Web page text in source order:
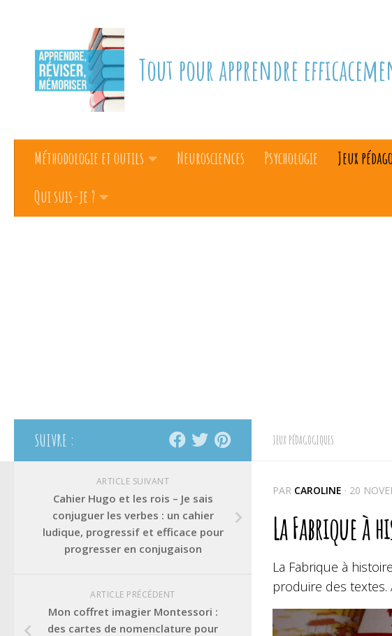
Tout pour apprendre
Méthodologie et outils Neurosciences Psychologie Jeux
Qui suis-je ?
JEUX PÉDAGOGIQUES
PAR CAROLINE · 20
La Fabrique à
La Fabrique à
produire des textes.
SUIVRE :
ARTICLE SUIVANT
Cahier Hugo et les rois – Je sais
conjuguer les verbes : un cahier
ludique, progressif et efficace pour
progresser en conjugaison
ARTICLE PRÉCÉDENT
Mon coffret imagier Montessori :
des cartes de nomenclature pour